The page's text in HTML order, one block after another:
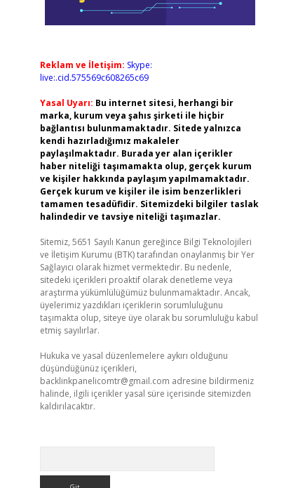
Reklam ve İletişim: Skype:
live:.cid.575569c608265c69
Yasal Uyarı: Bu internet sitesi, herhangi bir
marka, kurum veya şahıs şirketi ile hiçbir
bağlantısı bulunmamaktadır. Sitede yalnızca
kendi hazırladığımız makaleler
paylaşılmaktadır. Burada yer alan içerikler
haber niteliği taşımamakta olup, gerçek kurum
ve kişiler hakkında paylaşım yapılmamaktadır.
Gerçek kurum ve kişiler ile isim benzerlikleri
tamamen tesadüfidir. Sitemizdeki bilgiler taslak
halindedir ve tavsiye niteliği taşımazlar.
Sitemiz, 5651 Sayılı Kanun gereğince Bilgi Teknolojileri
ve İletişim Kurumu (BTK) tarafından onaylanmış bir Yer
Sağlayıcı olarak hizmet vermektedir. Bu nedenle,
sitedeki içerikleri proaktif olarak denetleme veya
araştırma yükümlülüğümüz bulunmamaktadır. Ancak,
üyelerimiz yazdıkları içeriklerin sorumluluğunu
taşımakta olup, siteye üye olarak bu sorumluluğu kabul
etmiş sayılırlar.
Hukuka ve yasal düzenlemelere aykırı olduğunu
düşündüğünüz içerikleri,
backlinkpanelicomtr@gmail.com adresine bildirmeniz
halinde, ilgili içerikler yasal süre içerisinde sitemizden
kaldırılacaktır.